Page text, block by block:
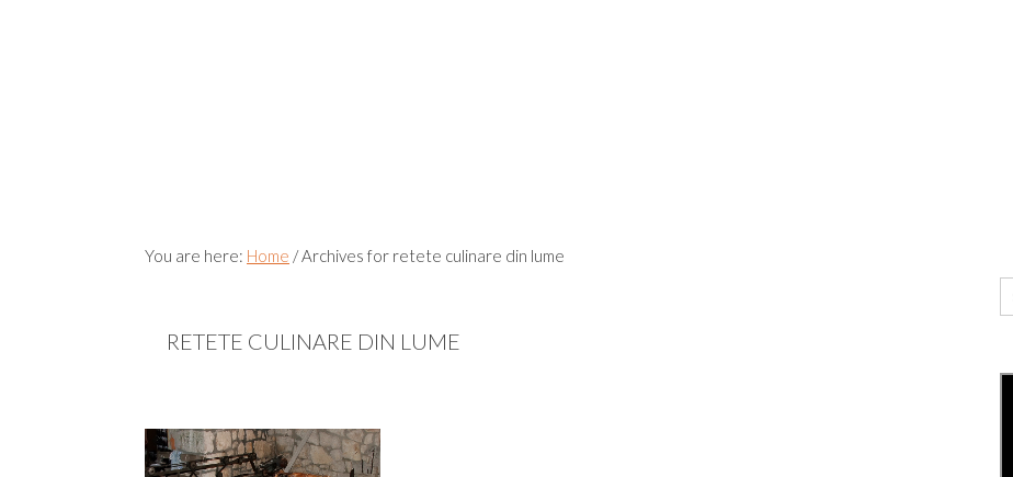
You are here: Home /Archives for retete culinare din lume
RETETE CULINARE DIN LUME